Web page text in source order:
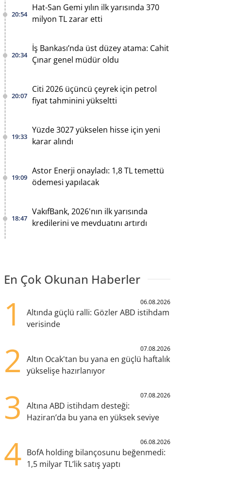
20:54
Hat-San Gemi yılın ilk yarısında 370
milyon TL zarar etti
20:34
İş Bankası’nda üst düzey atama: Cahit
Çınar genel müdür oldu
20:07
Citi 2026 üçüncü çeyrek için petrol
fiyat tahminini yükseltti
19:33
Yüzde 3027 yükselen hisse için yeni
karar alındı
19:09
Astor Enerji onayladı: 1,8 TL temettü
ödemesi yapılacak
18:47
VakıfBank, 2026'nın ilk yarısında
kredilerini ve mevduatını artırdı
En Çok Okunan Haberler
1 06.08.2026
Altında güçlü ralli: Gözler ABD istihdam
verisinde
2 07.08.2026
Altın Ocak'tan bu yana en güçlü haftalık
yükselişe hazırlanıyor
3 07.08.2026
Altına ABD istihdam desteği:
Haziran’da bu yana en yüksek seviye
4 06.08.2026
BofA holding bilançosunu beğenmedi:
1,5 milyar TL’lik satış yaptı